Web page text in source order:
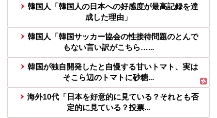
韓国人「韓国人の日本への好感度が最高記録を達
成した理由」
韓国人「韓国サッカー協会の性接待問題のとんで
もない言い訳がこちら…...
韓国が独自開発したと自慢する甘いトマト、実は
そこら辺のトマトに砂糖...
海外10代「日本を好意的に見ている？それとも否
定的に見ている？投票...